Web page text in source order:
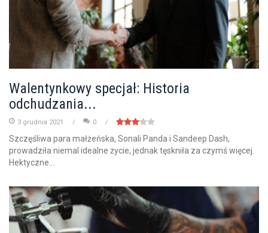
Walentynkowy specjał: Historia
odchudzania...
3 grudnia 2021 0
Szczęśliwa para małżeńska, Sonali Panda i Sandeep Dash,
prowadziła niemal idealne życie, jednak tęskniła za czymś więcej.
Hektyczne...